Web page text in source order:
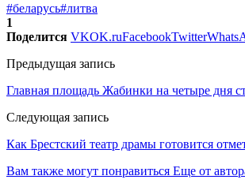
#беларусь#литва
1
Поделится VKOK.ruFacebookTwitter
Предыдущая запись
Главная площадь Жабинки на четыре дня
Следующая запись
Как Брестский театр драмы готовится
Вам также могут понравиться Еще от